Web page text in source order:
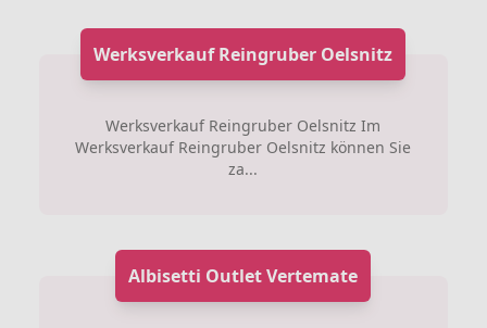
Werksverkauf Reingruber Oelsnitz
Werksverkauf Reingruber Oelsnitz Im
Werksverkauf Reingruber Oelsnitz können Sie
za...
Albisetti Outlet Vertemate